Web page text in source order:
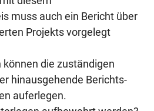
muss auch ein Bericht über
Projekts vorgelegt
die zuständigen
hinausgehende Berichts-
auferlegen.